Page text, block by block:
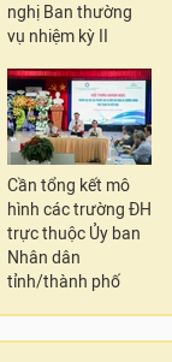
nghị Ban thường
vụ nhiệm kỳ II
Cần tổng kết mô
hình các trường ĐH
trực thuộc Ủy ban
Nhân dân
tỉnh/thành phố